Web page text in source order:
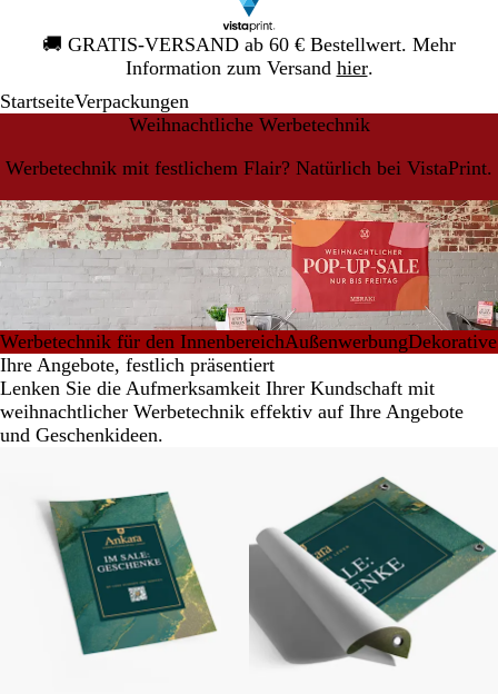
🚚 GRATIS-VERSAND ab 60 € Bestellwert. Mehr
Information zum Versand hier.
Galeriebild
1
StartseiteVerpackungen
Weihnachtliche Werbetechnik
Werbetechnik mit festlichem Flair? Natürlich bei VistaPrint.
Werbetechnik für den InnenbereichAußenwerbung
Ihre Angebote, festlich präsentiert
Lenken Sie die Aufmerksamkeit Ihrer Kundschaft mit
weihnachtlicher Werbetechnik effektiv auf Ihre Angebote
und Geschenkideen.